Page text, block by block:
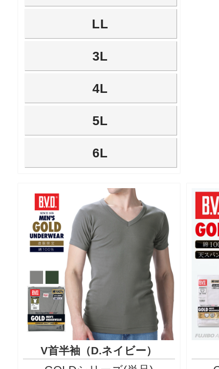
LL
3L
4L
5L
6L
V首半袖（D.ネイビー）